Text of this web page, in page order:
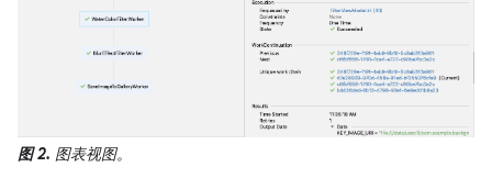
图 2. 图表视图。